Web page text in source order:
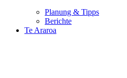
Planung & Tipps
Berichte
Te Araroa